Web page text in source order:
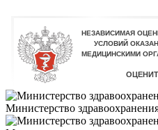
Министерство